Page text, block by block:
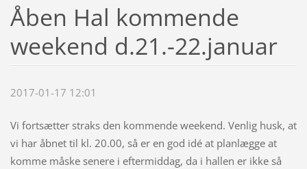
Åben Hal kommende
weekend d.21.-22.januar
2017-01-17 12:01
Vi fortsætter straks den kommende weekend. Venlig husk, at
vi har åbnet til kl. 20.00, så er en god idé at planlægge at
komme måske senere i eftermiddag, da i hallen er ikke så